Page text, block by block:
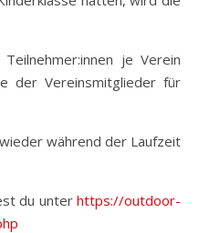
je Verein
der Vereinsmitglieder für
während der Laufzeit
du unter https://outdoor-